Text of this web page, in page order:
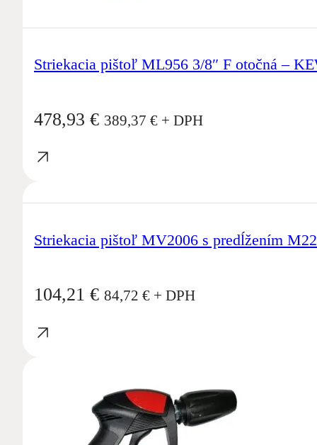
Striekacia pištoľ ML956 3/8″ F otočná –
478,93 € 389,37 € + DPH
Striekacia pištoľ MV2006 s predĺžením
104,21 € 84,72 € + DPH